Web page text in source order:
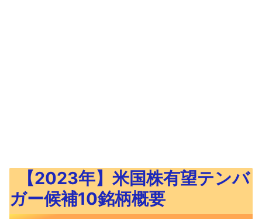
【2023年】米国株有望テンバ
ガー候補10銘柄概要